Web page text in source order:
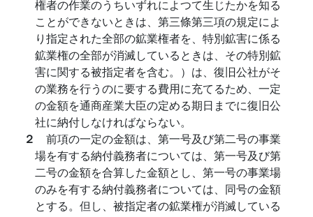
権者の作業のうちいずれによつて生じたかを知る
ことができないときは、第三條第三項の規定によ
り指定された全部の鉱業権者を、特別鉱害に係る
鉱業権の全部が消滅しているときは、その特別鉱
害に関する被指定者を含む。）は、復旧公社がそ
の業務を行うのに要する費用に充てるため、一定
の金額を通商産業大臣の定める期日までに復旧公
社に納付しなければならない。
２ 前項の一定の金額は、第一号及び第二号の事業
場を有する納付義務者については、第一号及び第
二号の金額を合算した金額とし、第一号の事業場
のみを有する納付義務者については、同号の金額
とする。但し、被指定者の鉱業権が消滅している